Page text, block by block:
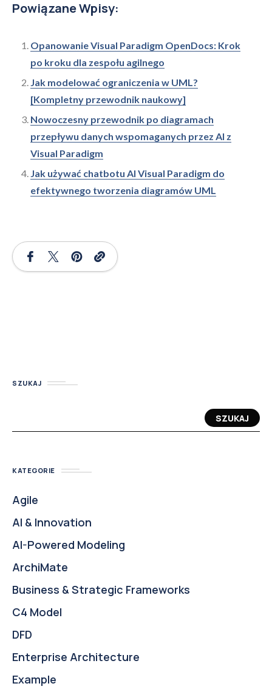
Powiązane Wpisy:
Opanowanie Visual Paradigm OpenDocs: Krok
po kroku dla zespołu agilnego
Jak modelować ograniczenia w UML?
[Kompletny przewodnik naukowy]
Nowoczesny przewodnik po diagramach
przepływu danych wspomaganych przez AI z
Visual Paradigm
Jak używać chatbotu AI Visual Paradigm do
efektywnego tworzenia diagramów UML
SZUKAJ
SZUKAJ
KATEGORIE
Agile
AI & Innovation
AI-Powered Modeling
ArchiMate
Business & Strategic Frameworks
C4 Model
DFD
Enterprise Architecture
Example